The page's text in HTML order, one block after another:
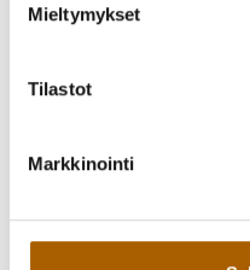
Mieltymykset
Tilastot
Markkinointi